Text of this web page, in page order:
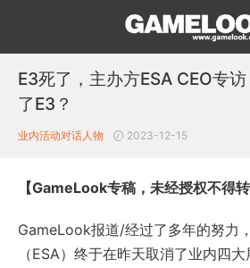
E3死了，主办方ESA CEO专
了E3？
业内活动对话人物 2023-12-15
【GameLook专稿，未经授权不得转
GameLook报道/经过了多年的努力
（ESA）终于在昨天取消了业内四